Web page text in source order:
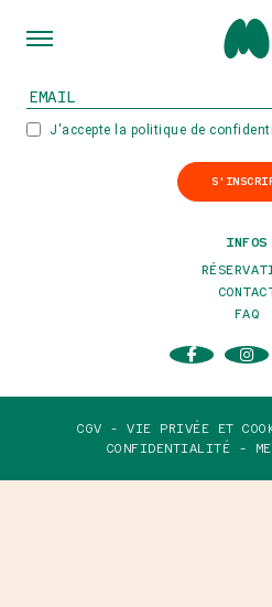
INSCRIVEZ-VOUS À
J'accepte la politique de
INFOS
FAQ
CGV - VIE PRIVÉE ET
CONFIDENTIALITÉ -